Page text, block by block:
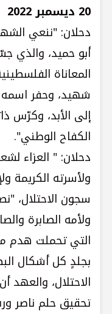
20 ديسمبر 2022
دحلان: "ننعي
أبو حميد، والذي
المعاناة
شهيد، وحفر
إلى الأبد، وكرّس
الكفاح الوطني".
دحلان: " العزاء
ولأسرته الكريمة
سجون الاحتلال،
ولأمه الصابرة
التي تحملت هدم
بجلدٍ كل أشكال
الاحتلال،
تحقيق حلم ناصر